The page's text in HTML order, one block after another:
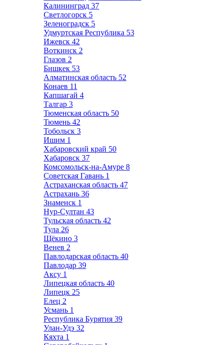
Калининград 37
Светлогорск 5
Зеленоградск 5
Удмуртская Республика 53
Ижевск 42
Воткинск 2
Глазов 2
Бишкек 53
Алматинская область 52
Конаев 11
Капшагай 4
Талгар 3
Тюменская область 50
Тюмень 42
Тобольск 3
Ишим 1
Хабаровский край 50
Хабаровск 37
Комсомольск-на-Амуре 8
Советская Гавань 1
Астраханская область 47
Астрахань 36
Знаменск 1
Нур-Султан 43
Тульская область 42
Тула 26
Щёкино 3
Венев 2
Павлодарская область 40
Павлодар 39
Аксу 1
Липецкая область 40
Липецк 25
Елец 2
Усмань 1
Республика Бурятия 39
Улан-Удэ 32
Кяхта 1